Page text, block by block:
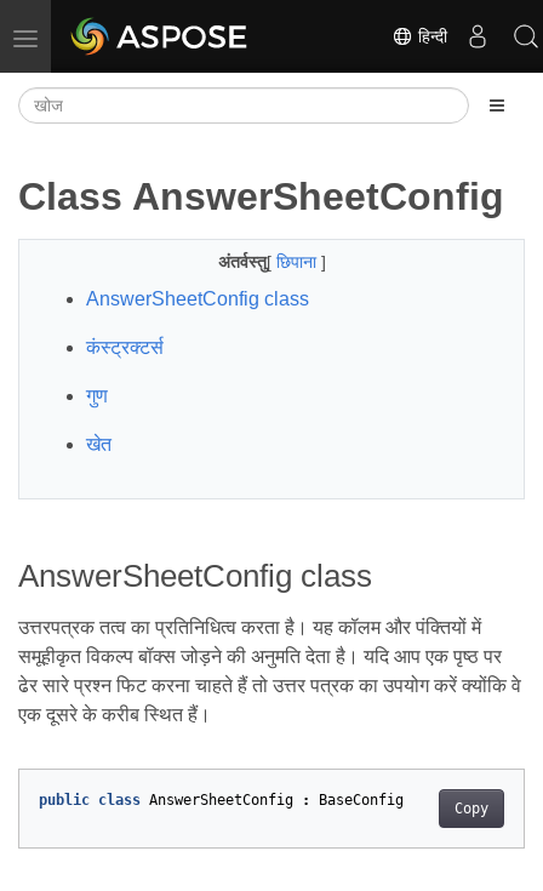
नेविगेशन टॉगल करें हिन्दी
Class AnswerSheetConfig
अंतर्वस्तु[ छिपाना]
AnswerSheetConfig class
कंस्ट्रक्टर्स
गुण
खेत
AnswerSheetConfig class
उत्तरपत्रक तत्व का प्रतिनिधित्व करता है। यह कॉलम और पंक्तियों में
समूहीकृत विकल्प बॉक्स जोड़ने की अनुमति देता है। यदि आप एक पृष्ठ पर
ढेर सारे प्रश्न फिट करना चाहते हैं तो उत्तर पत्रक का उपयोग करें क्योंकि वे
एक दूसरे के करीब स्थित हैं।
Copy
public class AnswerSheetConfig : BaseConfig